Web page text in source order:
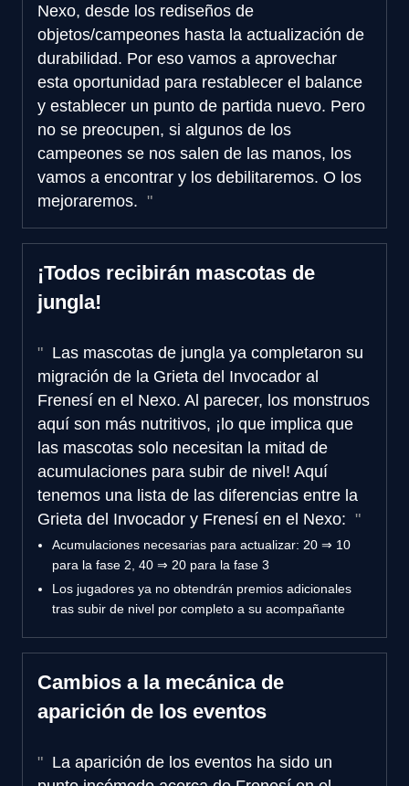
Nexo, desde los rediseños de
objetos/campeones hasta la actualización de
durabilidad. Por eso vamos a aprovechar
esta oportunidad para restablecer el balance
y establecer un punto de partida nuevo. Pero
no se preocupen, si algunos de los
campeones se nos salen de las manos, los
vamos a encontrar y los debilitaremos. O los
mejoraremos.
¡Todos recibirán mascotas de
jungla!
Las mascotas de jungla ya completaron su
migración de la Grieta del Invocador al
Frenesí en el Nexo. Al parecer, los monstruos
aquí son más nutritivos, ¡lo que implica que
las mascotas solo necesitan la mitad de
acumulaciones para subir de nivel! Aquí
tenemos una lista de las diferencias entre la
Grieta del Invocador y Frenesí en el Nexo:
Acumulaciones necesarias para actualizar: 20 ⇒ 10
para la fase 2, 40 ⇒ 20 para la fase 3
Los jugadores ya no obtendrán premios adicionales
tras subir de nivel por completo a su acompañante
Cambios a la mecánica de
aparición de los eventos
La aparición de los eventos ha sido un